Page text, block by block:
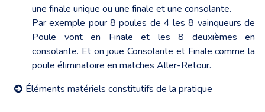
une finale unique ou une finale et une consolante.
Par exemple pour 8 poules de 4 les 8 vainqueurs de
Poule vont en Finale et les 8 deuxièmes en
consolante. Et on joue Consolante et Finale comme la
poule éliminatoire en matches Aller-Retour.
Éléments matériels constitutifs de la pratique